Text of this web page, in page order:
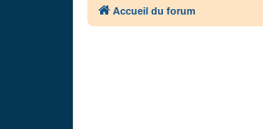
Accueil du forum